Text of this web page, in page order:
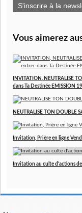
S'inscrire à la
Vous aimerez
INVITATION, NEUTRALISE
dans Ta Destinée EMISSION
NEUTRALISE TON DOUBLE
Invitation, Prière en ligne
Invitation au culte d'actions